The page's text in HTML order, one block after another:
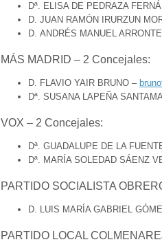
Dª. ELISA DE PEDRAZA
D. JUAN RAMÓN IRURZUN
D. ANDRÉS MANUEL
MÁS MADRID – 2 Concejales:
D. FLAVIO YAIR BRUNO –
Dª. SUSANA LAPEÑA
VOX – 2 Concejales:
Dª. GUADALUPE DE LA
Dª. MARÍA SOLEDAD SÁENZ
PARTIDO SOCIALISTA
D. LUIS MARÍA GABRIEL
PARTIDO LOCAL